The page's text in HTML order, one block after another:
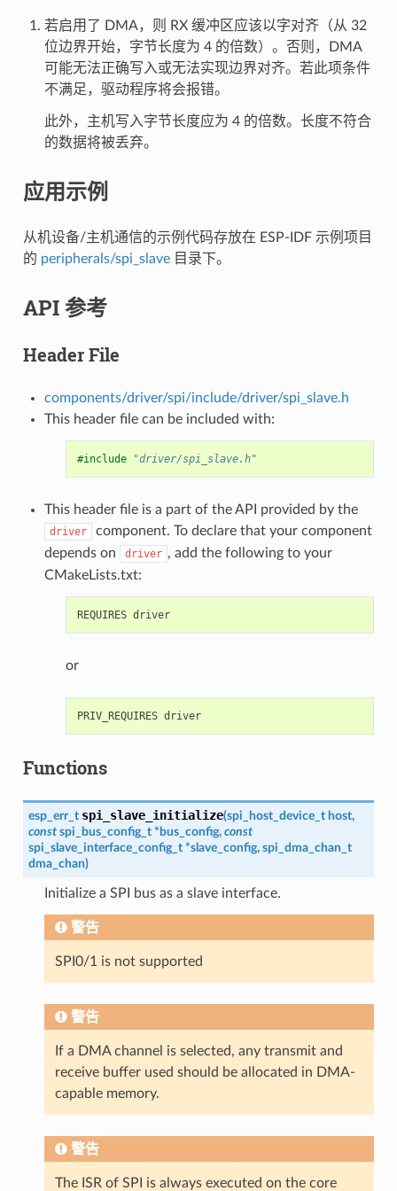
若启用了 DMA，则 RX 缓冲区应该以字对齐（从 32
位边界开始，字节长度为 4 的倍数）。否则，DMA
可能无法正确写入或无法实现边界对齐。若此项条件
不满足，驱动程序将会报错。
此外，主机写入字节长度应为 4 的倍数。长度不符合
的数据将被丢弃。
应用示例
从机设备/主机通信的示例代码存放在 ESP-IDF 示例项目
的 peripherals/spi_slave目录下。
API 参考
Header File
components/driver/spi/include/driver/spi_slave.h
This header file can be included with:
#include "driver/spi_slave.h"
This header file is a part of the API provided by the
driver
component. To declare that your component
depends on
driver , add the following to your
CMakeLists.txt:
REQUIRES driver
or
PRIV_REQUIRES driver
Functions
esp_err_t spi_slave_initialize(spi_host_device_t host,
const spi_bus_config_t * bus_config, const
spi_slave_interface_config_t *slave_config, spi_dma_chan_t
dma_chan)
Initialize a SPI bus as a slave interface.
警告
SPI0/1 is not supported
警告
If a DMA channel is selected, any transmit and
receive buffer used should be allocated in DMA-
capable memory.
警告
The ISR of SPI is always executed on the core